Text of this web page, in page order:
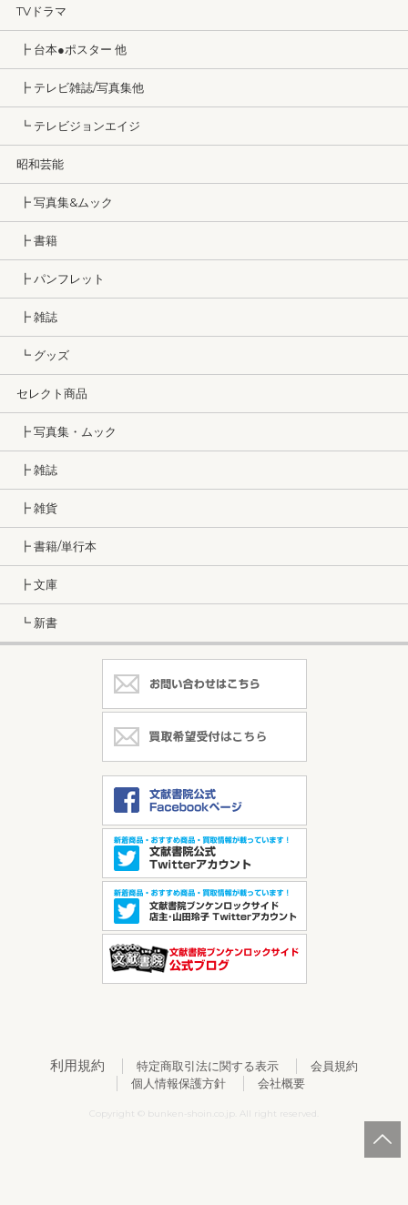
TVドラマ
┣ 台本●ポスター 他
┣ テレビ雑誌/写真集他
┗ テレビジョンエイジ
昭和芸能
┣ 写真集&ムック
┣ 書籍
┣ パンフレット
┣ 雑誌
┗ グッズ
セレクト商品
┣ 写真集・ムック
┣ 雑誌
┣ 雑貨
┣ 書籍/単行本
┣ 文庫
┗ 新書
利用規約 特定商取引法に関する表示
会員規約
個人情報保護方針
会社概要
Copyright © bunken-shoin.co.jp. All right reserved.